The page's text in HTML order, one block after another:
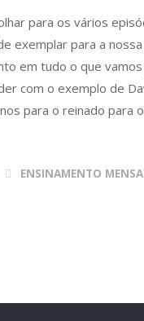
para os vários
exemplar para a
em tudo o que
com o exemplo de
para o reinado para
ENSINAMENTO